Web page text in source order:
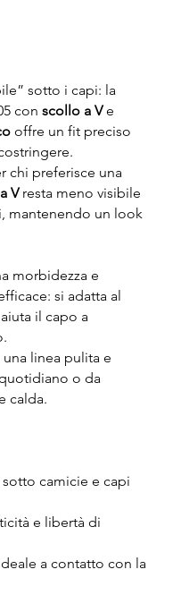
sotto i capi: la
con scollo a Ve
offre un fit preciso
chi preferisce una
Vresta meno visibile
mantenendo un look
morbidezza e
si adatta al
il capo a
linea pulita e
o da
calda.
camicie e capi
e libertà di
a contatto con la